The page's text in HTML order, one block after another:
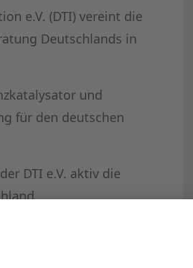
e.V. (DTI) vereint die
Deutschlands in
und
für den deutschen
DTI e.V. aktiv die